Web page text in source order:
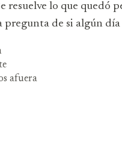
resuelve lo que quedó
de si algún día
afuera